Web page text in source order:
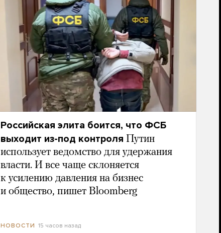
Российская элита боится, что ФСБ
выходит из-под контроля Путин
использует ведомство для удержания
власти. И все чаще склоняется
к усилению давления на бизнес
и общество, пишет Bloomberg
НОВОСТИ 15 часов назад